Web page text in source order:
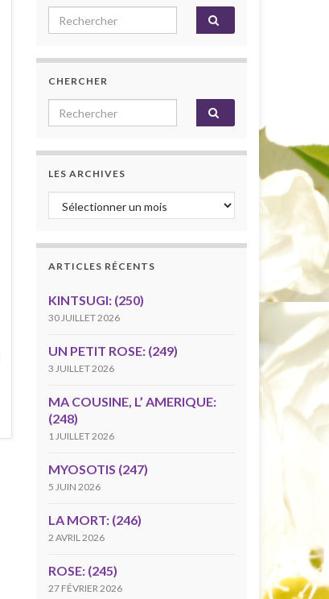
Search for:
CHERCHER
Search for:
LES ARCHIVES
Les archives
ARTICLES RÉCENTS
KINTSUGI: (250)
30 JUILLET 2026
UN PETIT ROSE: (249)
3 JUILLET 2026
MA COUSINE, L’ AMERIQUE:
(248)
1 JUILLET 2026
MYOSOTIS (247)
5 JUIN 2026
LA MORT: (246)
2 AVRIL 2026
ROSE: (245)
27 FÉVRIER 2026